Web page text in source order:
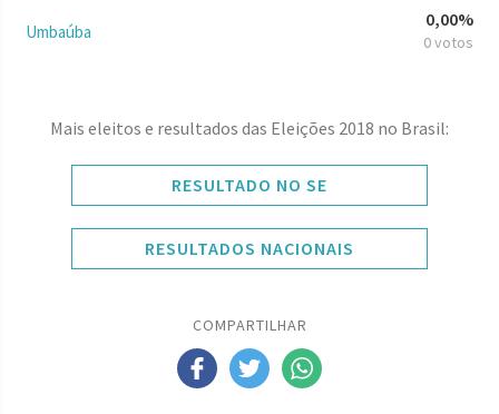
Umbaúba
0,00%
0 votos
Mais eleitos e resultados das Eleições 2018 no Brasil:
RESULTADO NO SE
RESULTADOS NACIONAIS
COMPARTILHAR